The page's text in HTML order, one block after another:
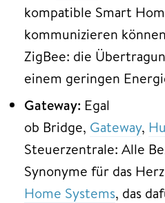
kompatible Smart
kommunizieren
ZigBee: die
einem geringen
Gateway: Egal
ob Bridge, Gateway,
Steuerzentrale: Alle
Synonyme für das
Home Systems, das